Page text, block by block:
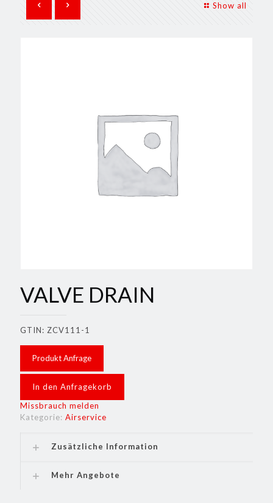
Show all
VALVE DRAIN
GTIN: ZCV111-1
Produkt Anfrage
In den Anfragekorb
Missbrauch melden
Kategorie: Airservice
Zusätzliche Information
Mehr Angebote